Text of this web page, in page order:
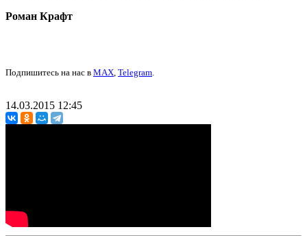
Роман Крафт
Подпишитесь на нас в MAX, Telegram.
14.03.2015 12:45